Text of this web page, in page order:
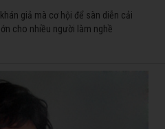
giả mà cơ hội để sàn diễn cải
cho nhiều người làm nghề